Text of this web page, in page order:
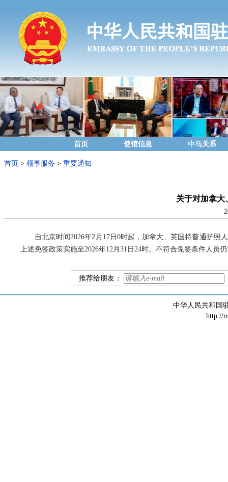
首页 使馆信息 中马关系
首页 > 领事服务 > 重要通知
关于对加拿大
自北京时间2026年2月17日0时起，加拿大、英国持普通护
上述免签政策实施至2026年12月31日24时。不符合免签条件人员
推荐给朋友：
中华人民共和国
http://